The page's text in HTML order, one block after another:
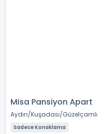
Misa Pansiyon Apart
Aydın Kuşadası Güzelçamlı
Sadece Konaklama